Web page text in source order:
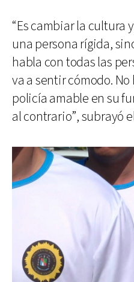
“Es cambiar la cultura
una persona rígida,
habla con todas las
va a sentir cómodo.
policía amable en su
al contrario”, subrayó